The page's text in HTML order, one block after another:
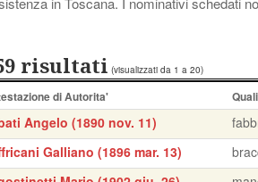
risultati (visualizzati da 1 a 20)
di Autorita'
Angelo (1890 nov. 11)
Galliano (1896 mar. 13)